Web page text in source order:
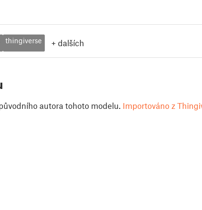
thingiverse + dalších
autora tohoto modelu. Importováno z